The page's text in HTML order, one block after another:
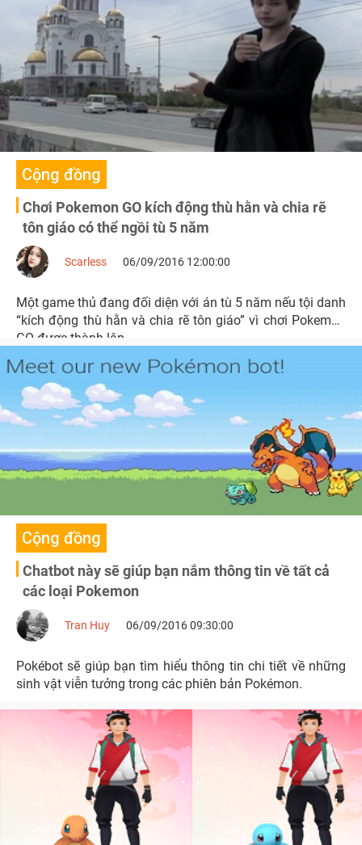
Cộng đồng
Chơi Pokemon GO kích động thù hằn và chia rẽ
tôn giáo có thể ngồi tù 5 năm
Scarless 06/09/2016 12:00:00
Một game thủ đang đối diện với án tù 5 năm nếu tội danh
“kích động thù hằn và chia rẽ tôn giáo” vì chơi Pokemon
GO được thành lập.
Cộng đồng
Chatbot này sẽ giúp bạn nắm thông tin về tất cả
các loại Pokemon
Tran Huy 06/09/2016 09:30:00
Pokébot sẽ giúp bạn tìm hiểu thông tin chi tiết về những
sinh vật viễn tưởng trong các phiên bản Pokémon.